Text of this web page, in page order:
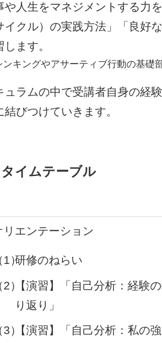
や人生をマネジメントする力
イクル）の実践方法」「良好
ます。
キングやアサーティブ行動の基礎
ュラムの中で受講者自身の経
びつけていきます。
イムテーブル
リエンテーション
1）研修のねらい
） 【演習】「自己分析：経験
り返り」
） 【演習】「自己分析：私の強